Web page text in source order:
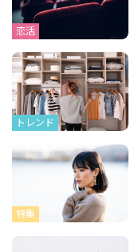
恋活
トレンド
特集